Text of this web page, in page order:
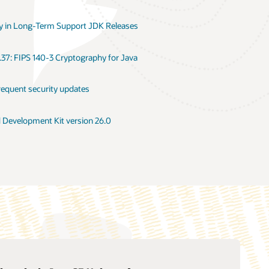
Long-Term Support JDK Releases
FIPS 140-3 Cryptography for Java
security updates
Development Kit version 26.0